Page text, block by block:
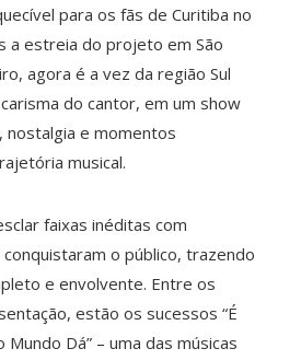
para os fãs de Curitiba no
a estreia do projeto em São
agora é a vez da região Sul
do cantor, em um show
e momentos
musical.
faixas inéditas com
o público, trazendo
e envolvente. Entre os
estão os sucessos “É
Mundo Dá” – uma das músicas